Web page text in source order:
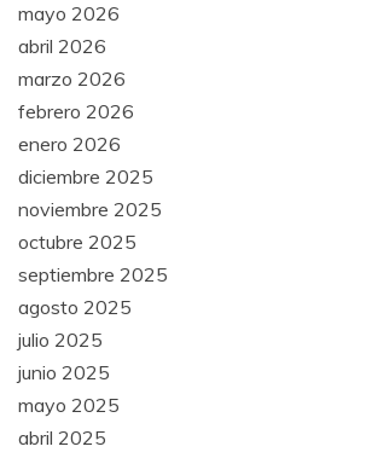
mayo 2026
abril 2026
marzo 2026
febrero 2026
enero 2026
diciembre 2025
noviembre 2025
octubre 2025
septiembre 2025
agosto 2025
julio 2025
junio 2025
mayo 2025
abril 2025